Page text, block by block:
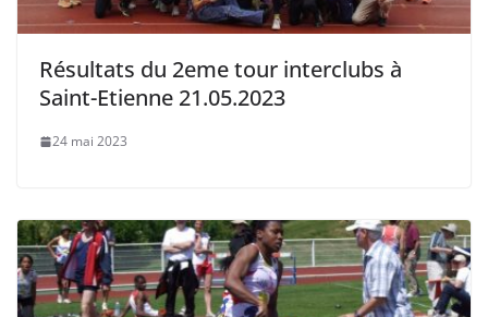
Résultats du 2eme tour interclubs à
Saint-Etienne 21.05.2023
24 mai 2023